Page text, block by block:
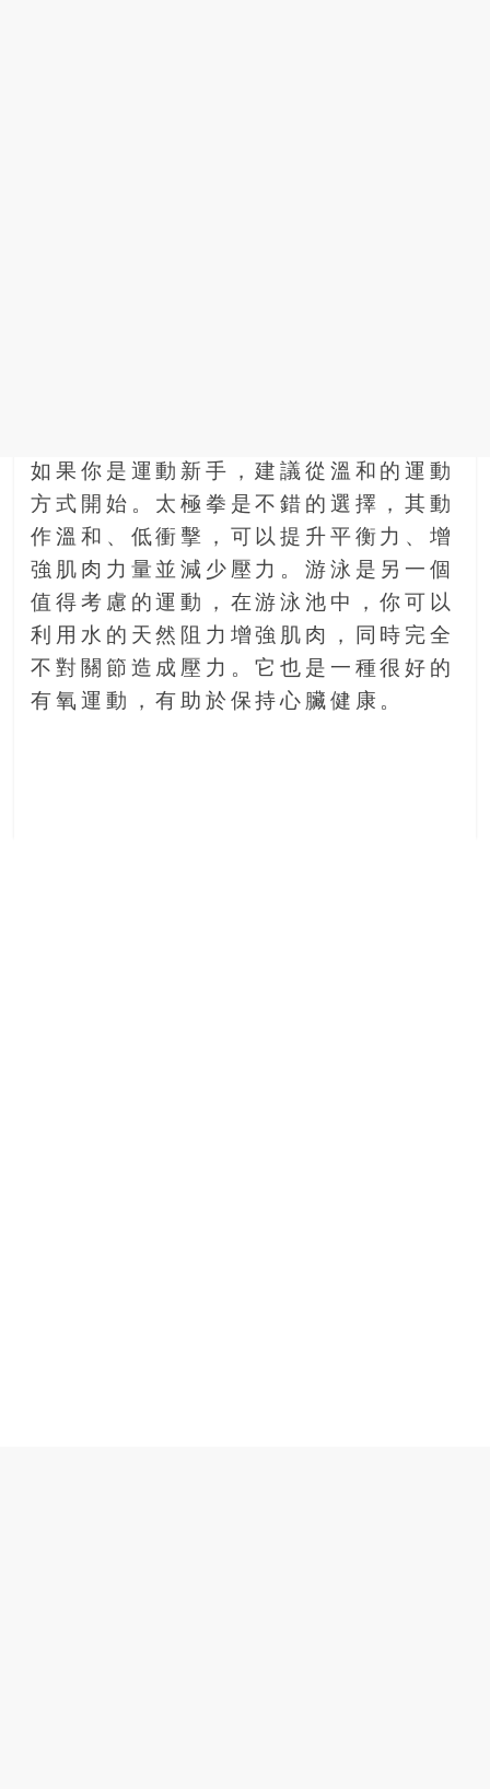
如果你是運動新手，建議從溫和的運動
方式開始。太極拳是不錯的選擇，其動
作溫和、低衝擊，可以提升平衡力、增
強肌肉力量並減少壓力。游泳是另一個
值得考慮的運動，在游泳池中，你可以
利用水的天然阻力增強肌肉，同時完全
不對關節造成壓力。它也是一種很好的
有氧運動，有助於保持心臟健康。